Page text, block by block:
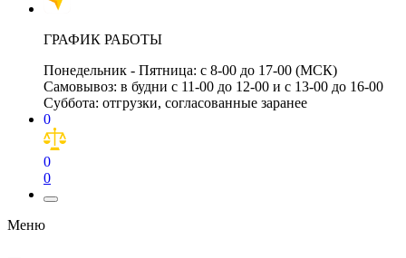
ГРАФИК РАБОТЫ
Понедельник - Пятница: с 8-00 до 17-00 (МСК)
Самовывоз: в будни с 11-00 до 12-00 и с 13-00 до 16-00
Суббота: отгрузки, согласованные заранее
0
0
0
Меню